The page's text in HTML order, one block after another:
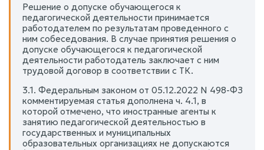
Решение о допуске обучающегося к
педагогической деятельности принимается
работодателем по результатам проведенного с
ним собеседования. В случае принятия решения о
допуске обучающегося к педагогической
деятельности работодатель заключает с ним
трудовой договор в соответствии с ТК.
3.1. Федеральным законом от 05.12.2022 N 498-ФЗ
комментируемая статья дополнена ч. 4.1, в
которой отмечено, что иностранные агенты к
занятию педагогической деятельностью в
государственных и муниципальных
образовательных организациях не допускаются